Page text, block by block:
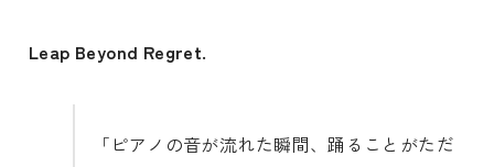
Leap Beyond Regret.
「ピアノの音が流れた瞬間、踊ることがただ